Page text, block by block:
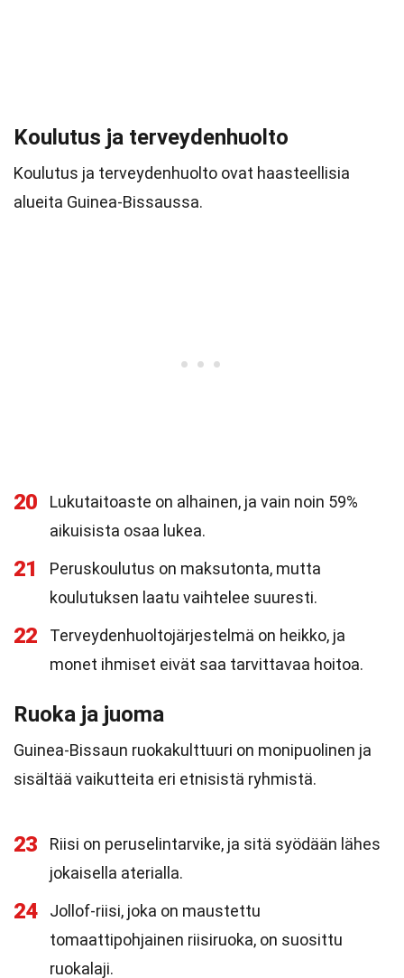
Koulutus ja terveydenhuolto
Koulutus ja terveydenhuolto ovat haasteellisia
alueita Guinea-Bissaussa.
20
Lukutaitoaste on alhainen, ja vain noin 59%
aikuisista osaa lukea.
21
Peruskoulutus on maksutonta, mutta
koulutuksen laatu vaihtelee suuresti.
22
Terveydenhuoltojärjestelmä on heikko, ja
monet ihmiset eivät saa tarvittavaa hoitoa.
Ruoka ja juoma
Guinea-Bissaun ruokakulttuuri on monipuolinen ja
sisältää vaikutteita eri etnisistä ryhmistä.
23
Riisi on peruselintarvike, ja sitä syödään lähes
jokaisella aterialla.
24
Jollof-riisi, joka on maustettu
tomaattipohjainen riisiruoka, on suosittu
ruokalaji.